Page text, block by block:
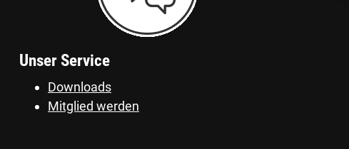
Unser Service
Downloads
Mitglied werden